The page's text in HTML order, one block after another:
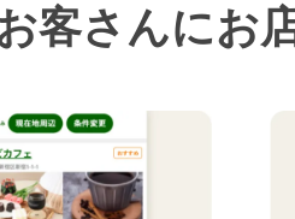
客さんにお